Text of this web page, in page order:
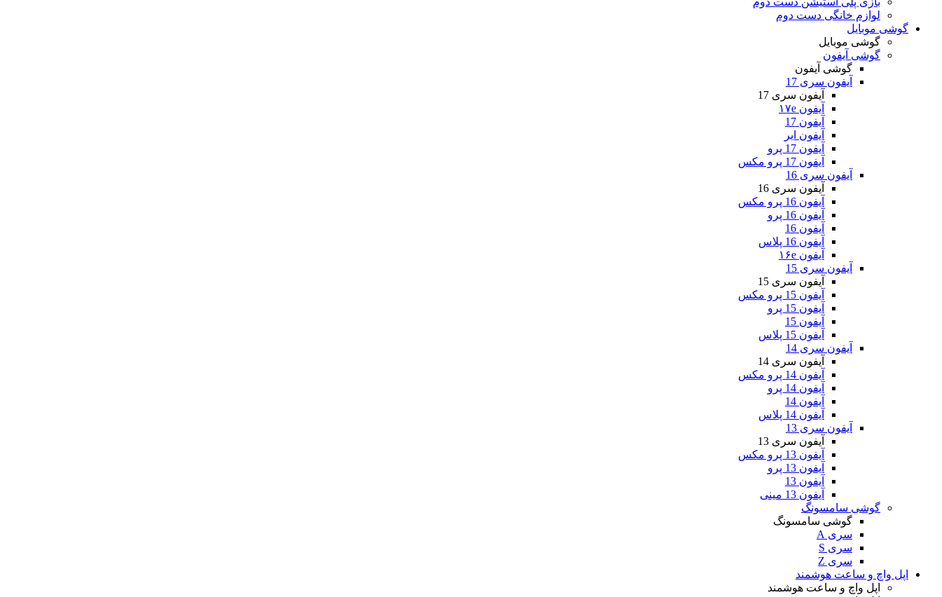
لوازم خانگی دست دوم
گوشی موبایل
گوشی موبایل
گوشی آیفون
گوشی آیفون
آیفون سری 17
آیفون سری 17
آیفون ۱۷e
آیفون 17
آیفون ایر
آیفون 17 پرو
آیفون 17 پرو مکس
آیفون سری 16
آیفون سری 16
آیفون 16 پرو مکس
آیفون 16 پرو
آیفون 16
آیفون 16 پلاس
آیفون ۱۶e
آیفون سری 15
آیفون سری 15
آیفون 15 پرو مکس
آیفون 15 پرو
آیفون 15
آیفون 15 پلاس
آیفون سری 14
آیفون سری 14
آیفون 14 پرو مکس
آیفون 14 پرو
آیفون 14
آیفون 14 پلاس
آیفون سری 13
آیفون سری 13
آیفون 13 پرو مکس
آیفون 13 پرو
آیفون 13
آیفون 13 مینی
گوشی سامسونگ
گوشی سامسونگ
سری A
سری S
سری Z
اپل واچ و ساعت هوشمند
اپل واچ و ساعت هوشمند